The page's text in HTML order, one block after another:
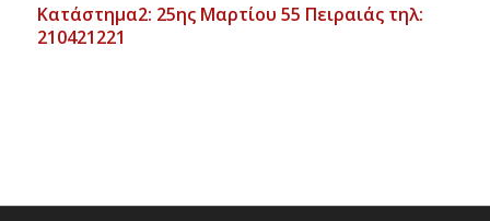
Κατάστημα2: 25ης Μαρτίου 55 Πειραιάς τηλ:
210421221